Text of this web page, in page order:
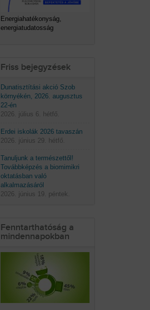
Energiahatékonyság,
energiatudatosság
Friss bejegyzések
Dunatisztítási akció Szob
környékén, 2026. augusztus
22-én
2026. július 6. hétfő.
Erdei iskolák 2026 tavaszán
2026. június 29. hétfő.
Tanuljunk a természettől!
Továbbképzés a biomimikri
oktatásban való
alkalmazásáról
2026. június 19. péntek.
Fenntarthatóság a
mindennapokban